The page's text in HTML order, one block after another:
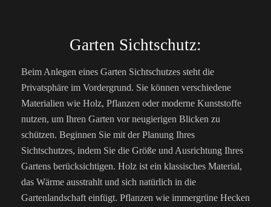
Garten Sichtschutz:
Beim Anlegen eines Garten Sichtschutzes steht die
Privatsphäre im Vordergrund. Sie können verschiedene
Materialien wie Holz, Pflanzen oder moderne Kunststoffe
nutzen, um Ihren Garten vor neugierigen Blicken zu
schützen. Beginnen Sie mit der Planung Ihres
Sichtschutzes, indem Sie die Größe und Ausrichtung Ihres
Gartens berücksichtigen. Holz ist ein klassisches Material,
das Wärme ausstrahlt und sich natürlich in die
Gartenlandschaft einfügt. Pflanzen wie immergrüne Hecken